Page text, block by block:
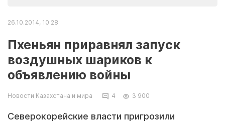
26.10.2014, 10:28
Пхеньян приравнял запуск
воздушных шариков к
объявлению войны
Новости Казахстана и мира 4 3 900
Северокорейские власти пригрозили